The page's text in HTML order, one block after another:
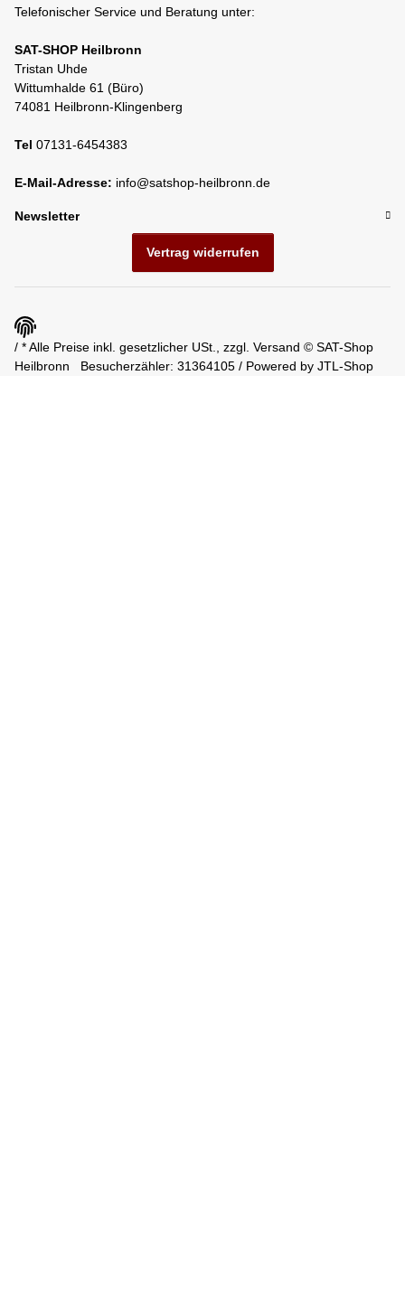
Telefonischer Service und Beratung unter:
SAT-SHOP Heilbronn
Tristan Uhde
Wittumhalde 61 (Büro)
74081 Heilbronn-Klingenberg
Tel 07131-6454383
E-Mail-Adresse: info@satshop-heilbronn.de
Newsletter
Vertrag widerrufen
/ * Alle Preise inkl. gesetzlicher USt., zzgl. Versand © SAT-Shop
Heilbronn
Besucherzähler: 31364105 / Powered by JTL-Shop